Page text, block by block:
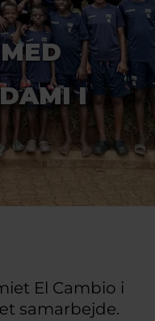
I
El Cambio i
samarbejde.